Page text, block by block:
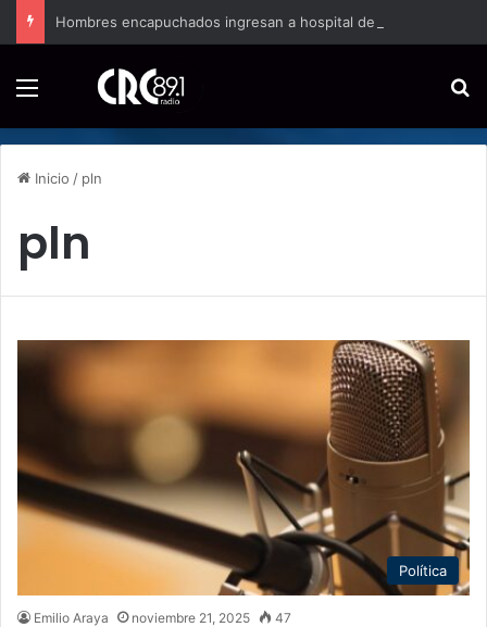
Inicio / pln
pln
Política
Emilio Araya noviembre 21, 2025 47